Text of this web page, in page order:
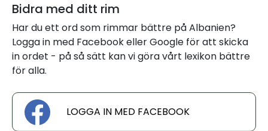
Bidra med ditt rim
Har du ett ord som rimmar bättre på Albanien?
Logga in med Facebook eller Google för att skicka
in ordet - på så sätt kan vi göra vårt lexikon bättre
för alla.
LOGGA IN MED FACEBOOK